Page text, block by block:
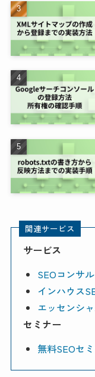
関連サービス
サービス
SEOコンサ
インハウス
エッセンシ
セミナー
無料SEOセ